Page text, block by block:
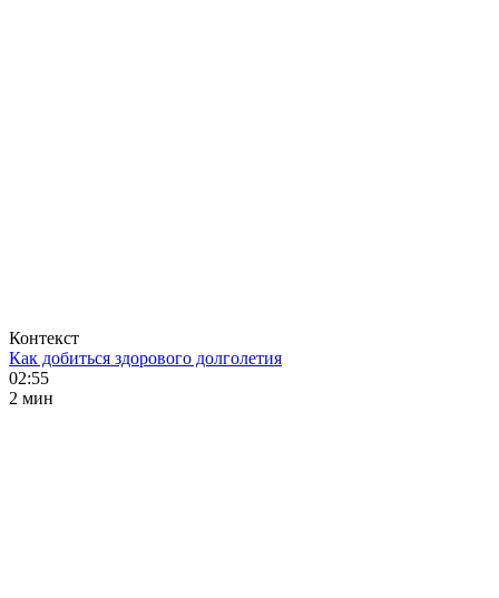
Контекст
Как добиться здорового долголетия
02:55
2 мин